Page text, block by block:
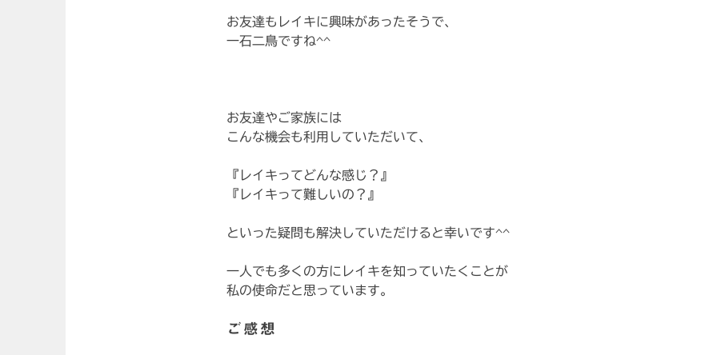
お友達もレイキに興味があったそうで、
一石二鳥ですね^^
お友達やご家族には
こんな機会も利用していただいて、
『レイキってどんな感じ？』
『レイキって難しいの？』
といった疑問も解決していただけると幸いです^^
一人でも多くの方にレイキを知っていたくことが
私の使命だと思っています。
ご感想